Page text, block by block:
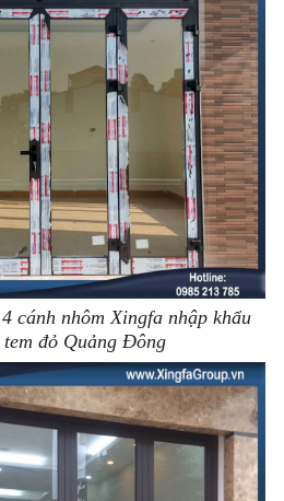
cánh nhôm Xingfa nhập khẩu
đỏ Quảng Đông